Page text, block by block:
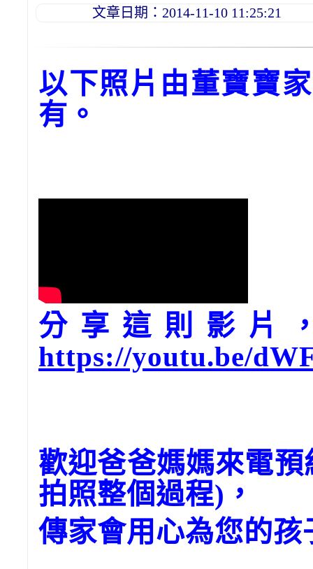
文章日期：2014-11-10 11:25:21
以下照片由董寶寶
有。
分享這則影片
https://youtu.be/
歡迎爸爸媽媽來電
拍照整個過程)，
傳家會用心為您的